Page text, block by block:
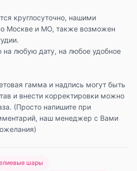
круглосуточно, нашими
Москве и МО, также возможен
любую дату, на любое удобное
гамма и надпись могут быть
и внести корректировки можно
(Просто напишите при
наш менеджер с Вами
шары